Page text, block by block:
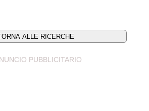
PUBBLICITARIO